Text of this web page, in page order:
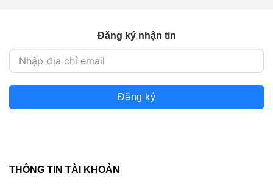
Đăng ký nhận tin
Đăng ký
THÔNG TIN TÀI KHOẢN